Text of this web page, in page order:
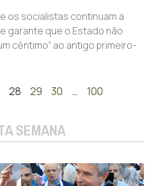
os socialistas continuam a
garante que o Estado não
cêntimo” ao antigo primeiro-
28 29 30 … 100
SEMANA